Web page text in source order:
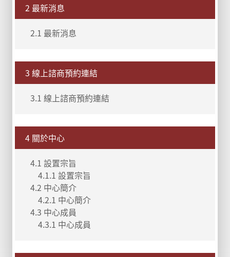
2 最新消息
2.1 最新消息
3 線上諮商預約連結
3.1 線上諮商預約連結
4 關於中心
4.1 設置宗旨
4.1.1 設置宗旨
4.2 中心簡介
4.2.1 中心簡介
4.3 中心成員
4.3.1 中心成員